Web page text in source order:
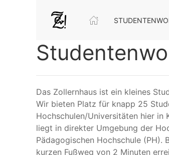
Das Zollernhaus ist ein kleines
Wir bieten Platz für knapp 25
Hochschulen/Universitäten hier in
liegt in direkter Umgebung der
Pädagogischen Hochschule (PH).
kurzen Fußweg von 2 Minuten